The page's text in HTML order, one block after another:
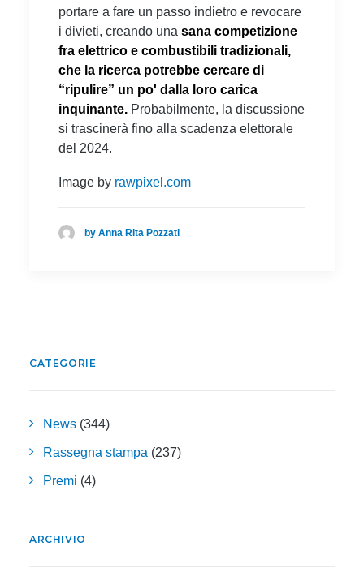
portare a fare un passo indietro e revocare
i divieti, creando una sana competizione
fra elettrico e combustibili tradizionali,
che la ricerca potrebbe cercare di
“ripulire” un po' dalla loro carica
inquinante. Probabilmente, la discussione
si trascinerà fino alla scadenza elettorale
del 2024.
Image by rawpixel.com
by Anna Rita Pozzati
CATEGORIE
News (344)
Rassegna stampa (237)
Premi (4)
ARCHIVIO